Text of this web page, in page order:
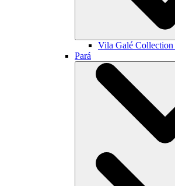
Vila Galé Collection
Pará